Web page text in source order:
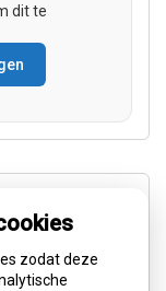
dit te
zodat deze